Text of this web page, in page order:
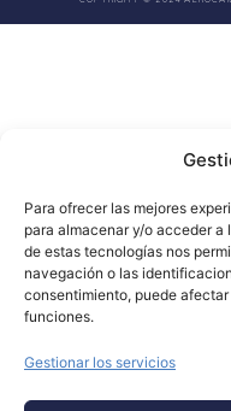
Para ofrecer las mejores
para almacenar y/o acceder
de estas tecnologías nos
navegación o las
consentimiento, puede
funciones.
Gestionar los servicios